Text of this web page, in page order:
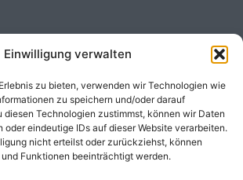
Einwilligung verwalten
zu bieten, verwenden wir Technologien wie
zu speichern und/oder darauf
diesen Technologien zustimmst, können wir Daten
oder eindeutige IDs auf dieser Website verarbeiten.
nicht erteilst oder zurückziehst, können
Funktionen beeinträchtigt werden.
Gruppe
955 53 73